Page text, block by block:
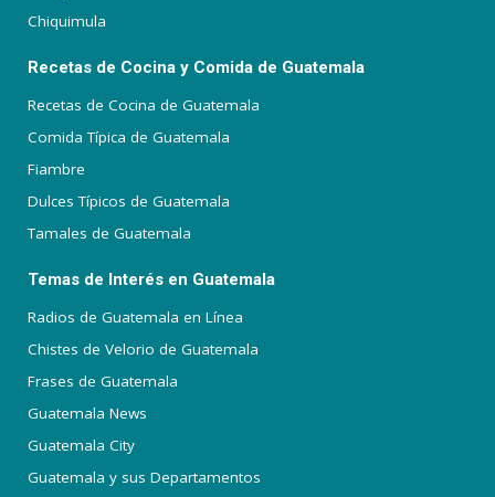
Chiquimula
Recetas de Cocina y Comida de Guatemala
Recetas de Cocina de Guatemala
Comida Típica de Guatemala
Fiambre
Dulces Típicos de Guatemala
Tamales de Guatemala
Temas de Interés en Guatemala
Radios de Guatemala en Línea
Chistes de Velorio de Guatemala
Frases de Guatemala
Guatemala News
Guatemala City
Guatemala y sus Departamentos